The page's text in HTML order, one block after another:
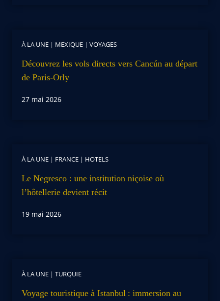
À LA UNE | MEXIQUE | VOYAGES
Découvrez les vols directs vers Cancún au départ
de Paris-Orly
27 mai 2026
À LA UNE | FRANCE | HOTELS
Le Negresco : une institution niçoise où
l’hôtellerie devient récit
19 mai 2026
À LA UNE | TURQUIE
Voyage touristique à Istanbul : immersion au